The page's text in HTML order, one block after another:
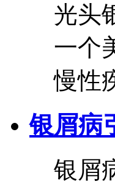
光头
一个
慢性
银屑病
银屑